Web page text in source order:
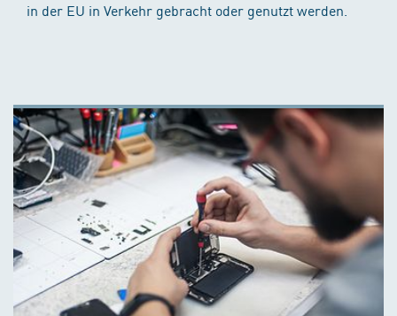
in der EU in Verkehr gebracht oder genutzt werden.